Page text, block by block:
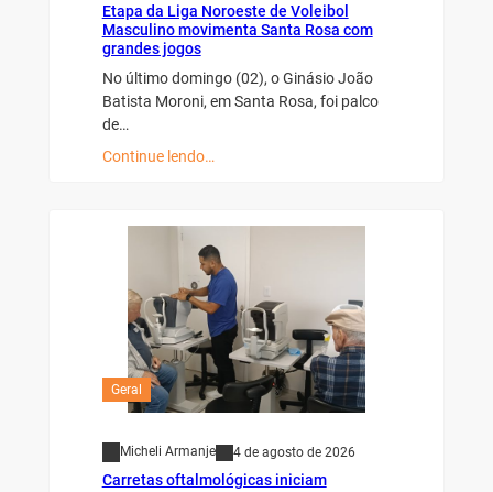
Etapa da Liga Noroeste de Voleibol
Masculino movimenta Santa Rosa com
grandes jogos
No último domingo (02), o Ginásio João
Batista Moroni, em Santa Rosa, foi palco
de…
Continue lendo…
Geral
Micheli Armanje 4 de agosto de 2026
Carretas oftalmológicas iniciam